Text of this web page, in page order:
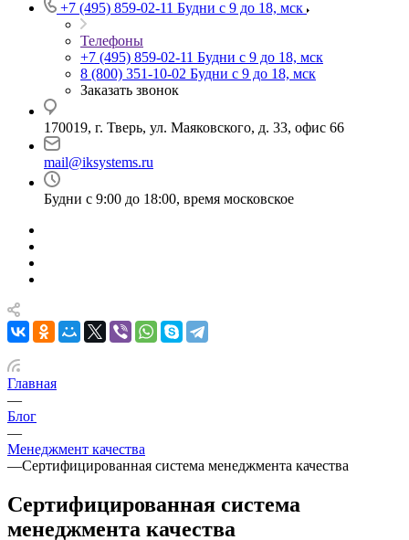
+7 (495) 859-02-11 Будни с 9 до 18, мск
Телефоны
+7 (495) 859-02-11 Будни с 9 до 18, мск
8 (800) 351-10-02 Будни с 9 до 18, мск
Заказать звонок
170019, г. Тверь, ул. Маяковского, д. 33, офис 66
mail@iksystems.ru
Будни с 9:00 до 18:00, время московское
Главная
—
Блог
—
Менеджмент качества
—Сертифицированная система менеджмента качества
Сертифицированная система
менеджмента качества